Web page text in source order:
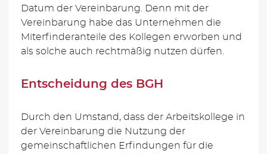
Datum der Vereinbarung. Denn mit der
Vereinbarung habe das Unternehmen die
Miterfinderanteile des Kollegen erworben und
als solche auch rechtmäßig nutzen dürfen.
Entscheidung des BGH
Durch den Umstand, dass der Arbeitskollege in
der Vereinbarung die Nutzung der
gemeinschaftlichen Erfindungen für die